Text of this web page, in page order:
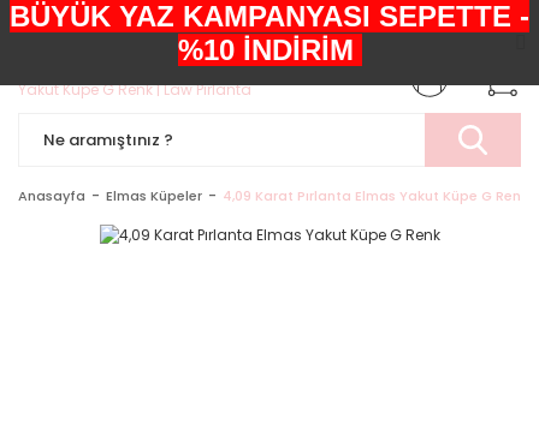
+90552 303 05 29
Anasayfa Elmas Küpeler 4,09 Karat Pırlanta Elmas Yakut Küpe G Renk
BÜYÜK YAZ KAMPANYASI SEPETTE -
%10 İNDİRİM